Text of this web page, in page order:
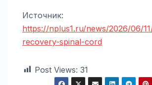
Источник:
https://nplus1.ru/news/2026/06/
recovery-spinal-cord
Post Views: 31